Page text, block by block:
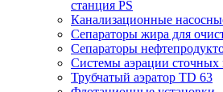
станция PS
Канализационные
Сепараторы жира для
Сепараторы
Системы аэрации сточных
Трубчатый аэратор TD 63